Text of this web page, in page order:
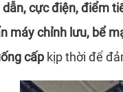
cực điện, điểm
máy chỉnh lưu, bể
cấp kịp thời để